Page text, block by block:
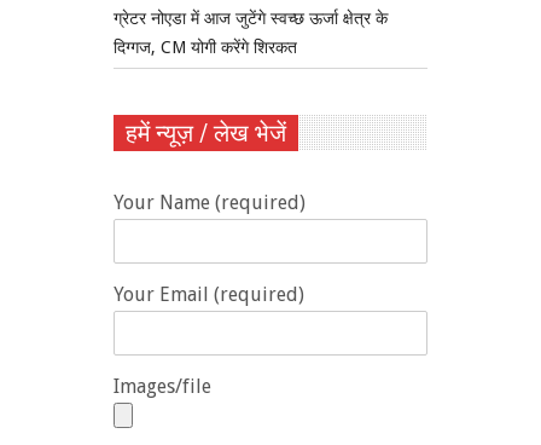
ग्रेटर नोएडा में आज जुटेंगे स्वच्छ ऊर्जा क्षेत्र के
दिग्गज, CM योगी करेंगे शिरकत
हमें न्यूज़ / लेख भेजें
Your Name (required)
Your Email (required)
Images/file